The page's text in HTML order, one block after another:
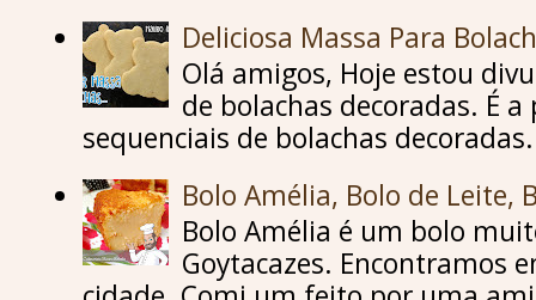
Deliciosa Massa Para
Olá amigos, Hoje estou
de bolachas decoradas. É
sequenciais de bolachas
Bolo Amélia, Bolo de Leite,
Bolo Amélia é um bolo
Goytacazes. Encontramos